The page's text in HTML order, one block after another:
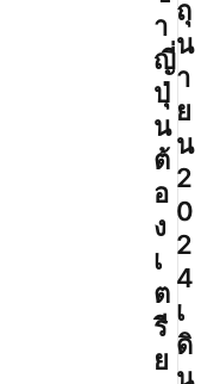
า
ญี่
ปุ่
น
ต้
อ
ง
เ
ต
รี
ย
ถุ
น
า
ย
น
2
0
2
4
เ
ดิ